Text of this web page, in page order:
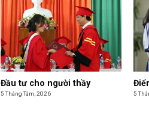
Đầu tư cho người thầy
5 Tháng Tám, 2026 5